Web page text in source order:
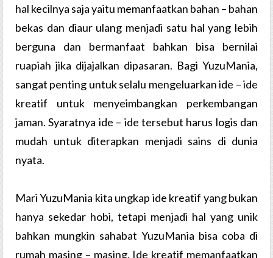
hal kecilnya saja yaitu memanfaatkan bahan – bahan
bekas dan diaur ulang menjadi satu hal yang lebih
berguna dan bermanfaat bahkan bisa bernilai
ruapiah jika dijajalkan dipasaran. Bagi YuzuMania,
sangat penting untuk selalu mengeluarkan ide – ide
kreatif untuk menyeimbangkan perkembangan
jaman. Syaratnya ide – ide tersebut harus logis dan
mudah untuk diterapkan menjadi sains di dunia
nyata.
Mari YuzuMania kita ungkap ide kreatif yang bukan
hanya sekedar hobi, tetapi menjadi hal yang unik
bahkan mungkin sahabat YuzuMania bisa coba di
rumah masing – masing. Ide kreatif memanfaatkan